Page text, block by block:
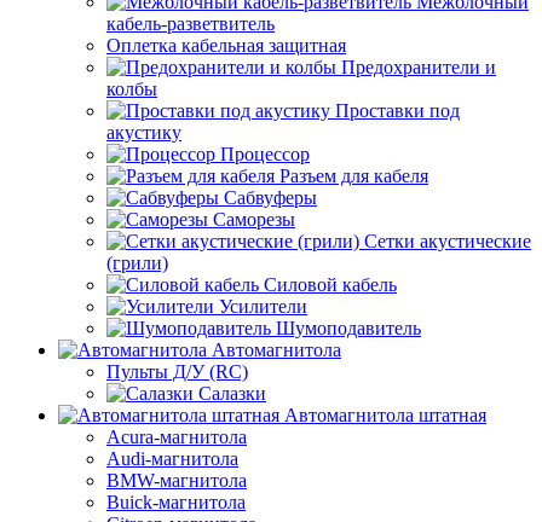
кабель-разветвитель
Оплетка кабельная защитная
Предохранители и
колбы
Проставки под
акустику
Процессор
Разъем для кабеля
Сабвуферы
Саморезы
Сетки акустические
(грили)
Силовой кабель
Усилители
Шумоподавитель
Автомагнитола
Пульты Д/У (RC)
Салазки
Автомагнитола штатная
Acura-магнитола
Audi-магнитола
BMW-магнитола
Buick-магнитола